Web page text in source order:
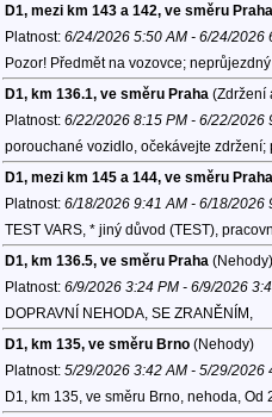
D1, mezi km 143 a 142, ve směru Praha
Platnost: 6/24/2026 5:50 AM - 6/24/2026
Pozor! Předmět na vozovce;
D1, km 136.1, ve směru Praha (Zdržení
Platnost: 6/22/2026 8:15 PM - 6/22/2026
porouchané vozidlo, očekávejte
D1, mezi km 145 a 144, ve směru Praha
Platnost: 6/18/2026 9:41 AM - 6/18/2026
TEST VARS, * jiný důvod (TEST),
D1, km 136.5, ve směru Praha (Nehody)
Platnost: 6/9/2026 3:24 PM - 6/9/2026
DOPRAVNÍ NEHODA, SE ZRANĚNÍM,
D1, km 135, ve směru Brno(Nehody)
Platnost: 5/29/2026 3:42 AM - 5/29/2026
D1, km 135, ve směru Brno, nehoda,